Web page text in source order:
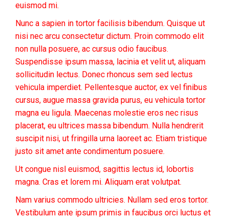
euismod mi.
Nunc a sapien in tortor facilisis bibendum. Quisque ut
nisi nec arcu consectetur dictum. Proin commodo elit
non nulla posuere, ac cursus odio faucibus.
Suspendisse ipsum massa, lacinia et velit ut, aliquam
sollicitudin lectus. Donec rhoncus sem sed lectus
vehicula imperdiet. Pellentesque auctor, ex vel finibus
cursus, augue massa gravida purus, eu vehicula tortor
magna eu ligula. Maecenas molestie eros nec risus
placerat, eu ultrices massa bibendum. Nulla hendrerit
suscipit nisi, ut fringilla urna laoreet ac. Etiam tristique
justo sit amet ante condimentum posuere.
Ut congue nisl euismod, sagittis lectus id, lobortis
magna. Cras et lorem mi. Aliquam erat volutpat.
Nam varius commodo ultricies. Nullam sed eros tortor.
Vestibulum ante ipsum primis in faucibus orci luctus et